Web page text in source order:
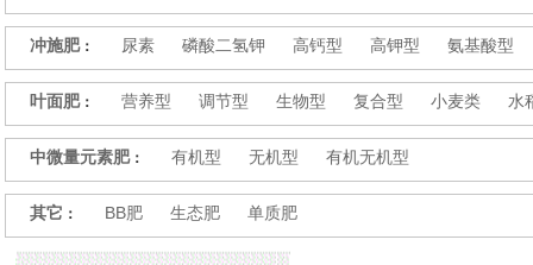
冲施肥： 尿素 磷酸二氢钾 高钙型 高钾型 氨基酸型
叶面肥： 营养型 调节型 生物型 复合型 小麦类 水
中微量元素肥： 有机型 无机型 有机无机型
其它 ： BB肥 生态肥 单质肥